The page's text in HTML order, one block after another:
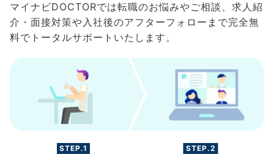
マイナビDOCTORでは転職のお悩みやご相談、求人紹
介・面接対策や入社後のアフターフォローまで完全無
料でトータルサポートいたします。
STEP.1 STEP.2